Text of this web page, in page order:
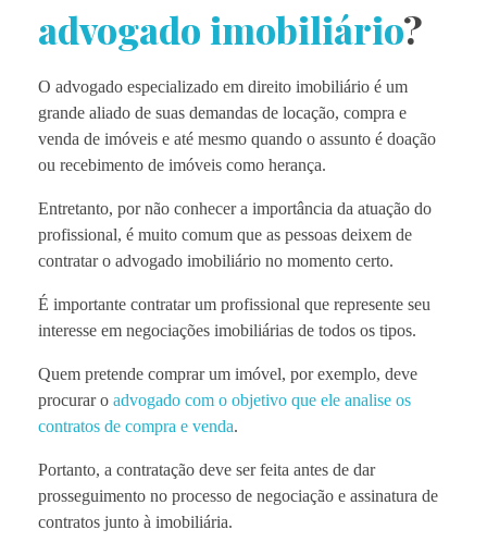
advogado imobiliário?
O advogado especializado em direito imobiliário é um
grande aliado de suas demandas de locação, compra e
venda de imóveis e até mesmo quando o assunto é doação
ou recebimento de imóveis como herança.
Entretanto, por não conhecer a importância da atuação do
profissional, é muito comum que as pessoas deixem de
contratar o advogado imobiliário no momento certo.
É importante contratar um profissional que represente seu
interesse em negociações imobiliárias de todos os tipos.
Quem pretende comprar um imóvel, por exemplo, deve
procurar o advogado com o objetivo que ele analise os
contratos de compra e venda.
Portanto, a contratação deve ser feita antes de dar
prosseguimento no processo de negociação e assinatura de
contratos junto à imobiliária.